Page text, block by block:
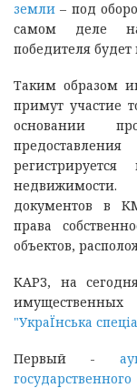
земли – под
самом деле
победителя
Таким образом
примут участие
основании
документов в
права
объектов,
КАРЗ, на
"УкраЇнська
Первый -